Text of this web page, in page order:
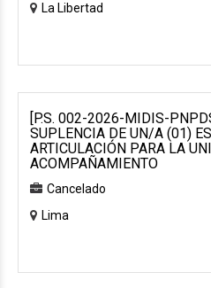
La Libertad
[P.S. 002-2026-MIDIS-
SUPLENCIA DE UN/A (01)
ARTICULACIÓN PARA LA
ACOMPAÑAMIENTO
Cancelado
Lima